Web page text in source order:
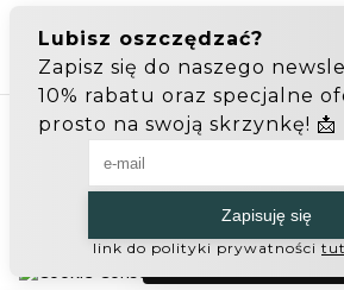
Zakupy hurtowe: